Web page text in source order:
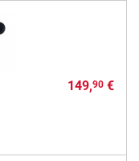
149,90€